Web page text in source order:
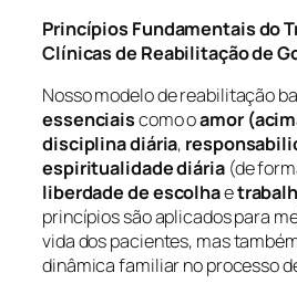
Princípios Fundamentais do
Clínicas de Reabilitação de
Nosso modelo de reabilitação
essenciaiscomo oamor
disciplina diária,
espiritualidade diária(de
liberdade de escolhae
princípios são aplicados para
vida dos pacientes, mas
dinâmica familiar no processo